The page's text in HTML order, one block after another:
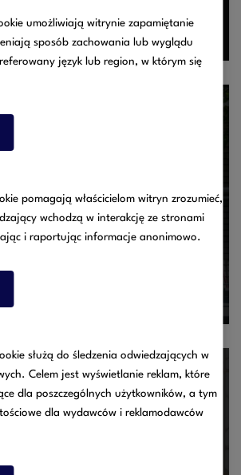
Prawnej:
na obszarze Rzeczypospolitej
dalsze ograniczenia w zakresie
i zgromadzeń
pracodawców [aktualizacja
umożliwiają witrynie zapamiętanie
sposób zachowania lub wyglądu
język lub region, w którym się
pomagają właścicielom witryn zrozumieć,
wchodzą w interakcję ze stronami
i raportując informacje anonimowo.
służą do śledzenia odwiedzających w
Celem jest wyświetlanie reklam, które
dla poszczególnych użytkowników, a tym
dla wydawców i reklamodawców